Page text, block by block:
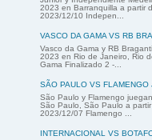
2023 en Barranquilla a partir
2023/12/10 Indepen...
VASCO DA GAMA VS RB
Vasco da Gama y RB
2023 en Rio de Janeiro, Rio
Gama Finalizado 2 -...
SÃO PAULO VS
São Paulo y Flamengo
São Paulo, São Paulo a
2023/12/07 Flamengo ...
INTERNACIONAL VS